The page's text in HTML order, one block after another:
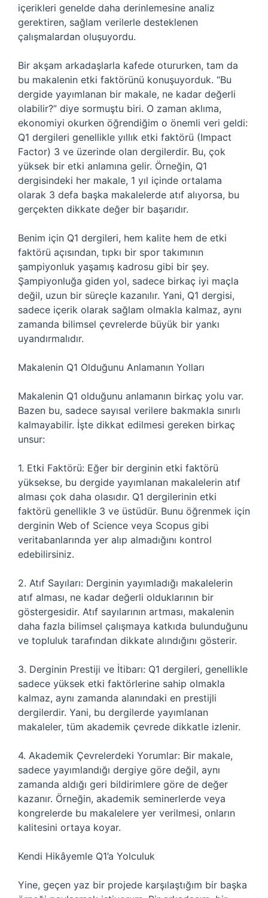
içerikleri genelde daha derinlemesine analiz
gerektiren, sağlam verilerle desteklenen
çalışmalardan oluşuyordu.
Bir akşam arkadaşlarla kafede otururken, tam da
bu makalenin etki faktörünü konuşuyorduk. “Bu
dergide yayımlanan bir makale, ne kadar değerli
olabilir?” diye sormuştu biri. O zaman aklıma,
ekonomiyi okurken öğrendiğim o önemli veri geldi:
Q1 dergileri genellikle yıllık etki faktörü (Impact
Factor) 3 ve üzerinde olan dergilerdir. Bu, çok
yüksek bir etki anlamına gelir. Örneğin, Q1
dergisindeki her makale, 1 yıl içinde ortalama
olarak 3 defa başka makalelerde atıf alıyorsa, bu
gerçekten dikkate değer bir başarıdır.
Benim için Q1 dergileri, hem kalite hem de etki
faktörü açısından, tıpkı bir spor takımının
şampiyonluk yaşamış kadrosu gibi bir şey.
Şampiyonluğa giden yol, sadece birkaç iyi maçla
değil, uzun bir süreçle kazanılır. Yani, Q1 dergisi,
sadece içerik olarak sağlam olmakla kalmaz, aynı
zamanda bilimsel çevrelerde büyük bir yankı
uyandırmalıdır.
Makalenin Q1 Olduğunu Anlamanın Yolları
Makalenin Q1 olduğunu anlamanın birkaç yolu var.
Bazen bu, sadece sayısal verilere bakmakla sınırlı
kalmayabilir. İşte dikkat edilmesi gereken birkaç
unsur:
1. Etki Faktörü: Eğer bir derginin etki faktörü
yüksekse, bu dergide yayımlanan makalelerin atıf
alması çok daha olasıdır. Q1 dergilerinin etki
faktörü genellikle 3 ve üstüdür. Bunu öğrenmek için
derginin Web of Science veya Scopus gibi
veritabanlarında yer alıp almadığını kontrol
edebilirsiniz.
2. Atıf Sayıları: Derginin yayımladığı makalelerin
atıf alması, ne kadar değerli olduklarının bir
göstergesidir. Atıf sayılarının artması, makalenin
daha fazla bilimsel çalışmaya katkıda bulunduğunu
ve topluluk tarafından dikkate alındığını gösterir.
3. Derginin Prestiji ve İtibarı: Q1 dergileri, genellikle
sadece yüksek etki faktörlerine sahip olmakla
kalmaz, aynı zamanda alanındaki en prestijli
dergilerdir. Yani, bu dergilerde yayımlanan
makaleler, tüm akademik çevrede dikkatle izlenir.
4. Akademik Çevrelerdeki Yorumlar: Bir makale,
sadece yayımlandığı dergiye göre değil, aynı
zamanda aldığı geri bildirimlere göre de değer
kazanır. Örneğin, akademik seminerlerde veya
kongrelerde bu makalelere yer verilmesi, onların
kalitesini ortaya koyar.
Kendi Hikâyemle Q1’a Yolculuk
Yine, geçen yaz bir projede karşılaştığım bir başka